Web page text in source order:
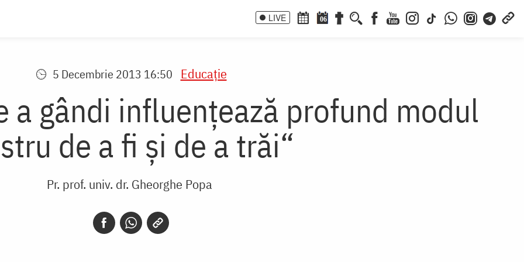
LIVE 06
5 Decembrie 2013 16:50 Educaţie
a gândi influenţează profund modul
de a fi şi de a trăi“
Pr. prof. univ. dr. Gheorghe Popa